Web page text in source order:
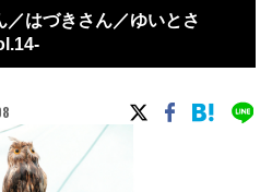
はづきさん／ゆいとさ